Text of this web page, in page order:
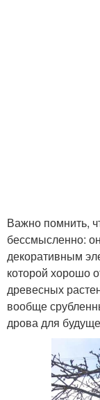
Важно помнить,
бессмысленно:
декоративным
которой хорошо
древесных
вообще
дрова для